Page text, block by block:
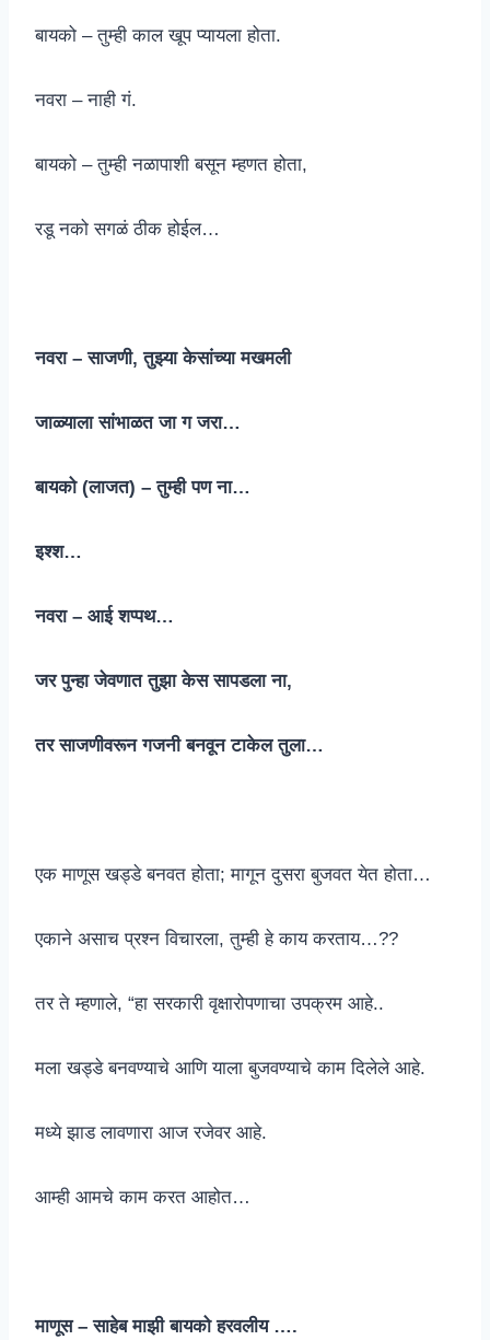
बायको – तुम्ही काल खूप प्यायला होता.
नवरा – नाही गं.
बायको – तुम्ही नळापाशी बसून म्हणत होता,
रडू नको सगळं ठीक होईल…
नवरा – साजणी, तुझ्या केसांच्या मखमली
जाळ्याला सांभाळत जा ग जरा…
बायको (लाजत) – तुम्ही पण ना…
इश्श…
नवरा – आई शप्पथ…
जर पुन्हा जेवणात तुझा केस सापडला ना,
तर साजणीवरून गजनी बनवून टाकेल तुला…
एक माणूस खड्डे बनवत होता; मागून दुसरा बुजवत येत होता…
एकाने असाच प्रश्न विचारला, तुम्ही हे काय करताय…??
तर ते म्हणाले, “हा सरकारी वृक्षारोपणाचा उपक्रम आहे..
मला खड्डे बनवण्याचे आणि याला बुजवण्याचे काम दिलेले आहे.
मध्ये झाड लावणारा आज रजेवर आहे.
आम्ही आमचे काम करत आहोत…
माणूस – साहेब माझी बायको हरवलीय ….